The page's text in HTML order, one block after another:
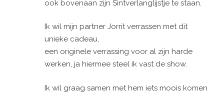
ook bovenaan zijn Sintverlanglijstje te staan.
Ik wil mijn partner Jorrit verrassen met dit
unieke cadeau,
een originele verrassing voor al zijn harde
werken, ja hiermee steel ik vast de show.
Ik wil graag samen met hem iets moois komen